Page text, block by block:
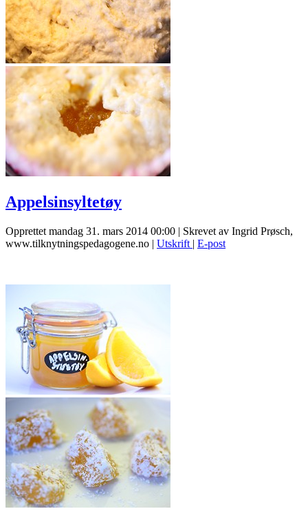
Appelsinsyltetøy
Opprettet mandag 31. mars 2014 00:00 | Skrevet av Ingrid Prøsch,
www.tilknytningspedagogene.no | Utskrift | E-post